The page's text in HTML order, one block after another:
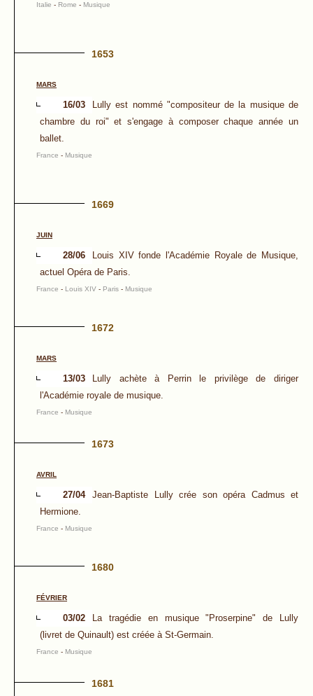
Italie - Rome - Musique
1653
MARS
16/03
Lully est nommé "compositeur de la musique de
chambre du roi" et s'engage à composer chaque année un
ballet.
France - Musique
1669
JUIN
28/06
Louis XIV fonde l'Académie Royale de Musique,
actuel Opéra de Paris.
France - Louis XIV - Paris - Musique
1672
MARS
13/03
Lully achète à Perrin le privilège de diriger
l'Académie royale de musique.
France - Musique
1673
AVRIL
27/04
Jean-Baptiste Lully crée son opéra Cadmus et
Hermione.
France - Musique
1680
FÉVRIER
03/02
La tragédie en musique "Proserpine" de Lully
(livret de Quinault) est créée à St-Germain.
France - Musique
1681